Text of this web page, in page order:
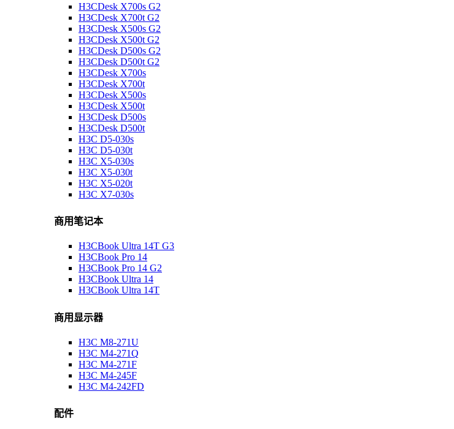
H3CDesk X700s G2
H3CDesk X700t G2
H3CDesk X500s G2
H3CDesk X500t G2
H3CDesk D500s G2
H3CDesk D500t G2
H3CDesk X700s
H3CDesk X700t
H3CDesk X500s
H3CDesk X500t
H3CDesk D500s
H3CDesk D500t
H3C D5-030s
H3C D5-030t
H3C X5-030s
H3C X5-030t
H3C X5-020t
H3C X7-030s
商用笔记本
H3CBook Ultra 14T G3
H3CBook Pro 14
H3CBook Pro 14 G2
H3CBook Ultra 14
H3CBook Ultra 14T
商用显示器
H3C M8-271U
H3C M4-271Q
H3C M4-271F
H3C M4-245F
H3C M4-242FD
配件